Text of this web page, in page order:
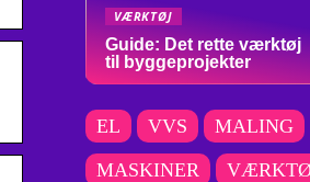
VÆRKTØJ
Guide: Det rette værktøj
til byggeprojekter
EL VVS
MALING
MASKINER